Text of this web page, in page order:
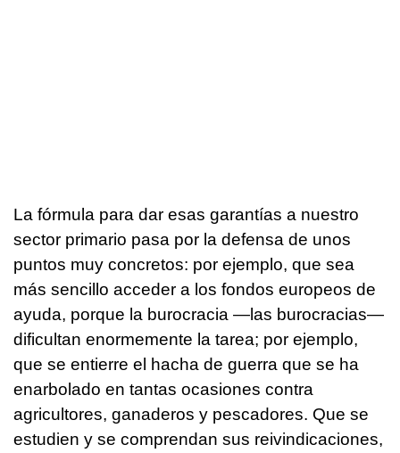
La fórmula para dar esas garantías a nuestro
sector primario pasa por la defensa de unos
puntos muy concretos: por ejemplo, que sea
más sencillo acceder a los fondos europeos de
ayuda, porque la burocracia —las burocracias—
dificultan enormemente la tarea; por ejemplo,
que se entierre el hacha de guerra que se ha
enarbolado en tantas ocasiones contra
agricultores, ganaderos y pescadores. Que se
estudien y se comprendan sus reivindicaciones,